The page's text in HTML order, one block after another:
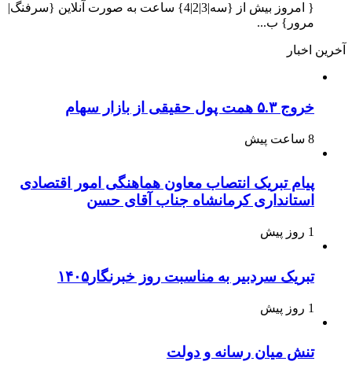
{ امروز بیش از {سه|3|2|4} ساعت به صورت آنلاین {سرفنگ|
مرور} ب...
آخرین اخبار
خروج ۵.۳ همت پول حقیقی از بازار سهام
8 ساعت پیش
پیام تبریک انتصاب معاون هماهنگی امور اقتصادی
استانداری کرمانشاه جناب آقای حسن
1 روز پیش
تبریک سردبیر به مناسبت روز خبرنگار۱۴۰۵
1 روز پیش
تنش میان رسانه و دولت